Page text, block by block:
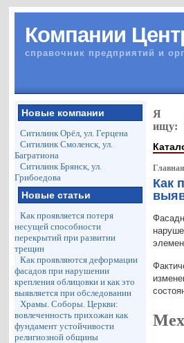
Компании
справочник предприятий и
Новые компании
Ситилинк Орёл, ул. Герцена
Ситилинк Смоленск, ул.
Багратиона
Ситилинк Брянск, ул.
Грибоедова
Новые статьи
Как проявляется потеря
несущей способности
перекрытий при развитии
трещин
Как проявляются деформации
фасадов при нарушении
крепления облицовки и как это
выявляется при обследовании
Храмы. Соборы. Церкви:
вовлеченность прихожан как
фундамент устойчивости
религиозной общины
Я
ищу:
Как